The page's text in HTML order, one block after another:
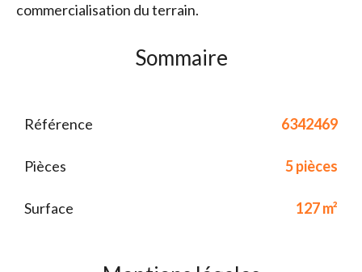
commercialisation du terrain.
Sommaire
Référence 6342469
Pièces 5 pièces
Surface 127 m²